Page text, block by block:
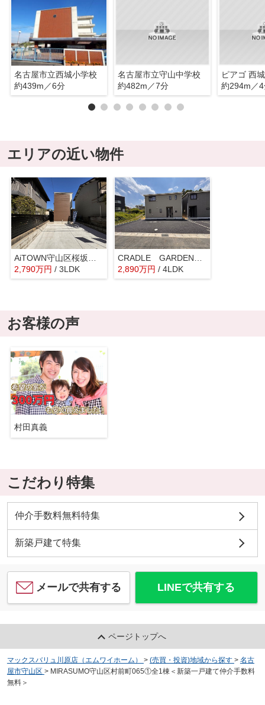
名古屋市立西城小学校
約439m／6分
名古屋市立守山中学校
約482m／7分
ピアゴ 西
約294m／
エリアの近い物件
2,790万円 / 3LDK
2,890万円 / 4LDK
お客様の声
村田真義
こだわり特集
仲介手数料無料特集
新築戸建て特集
メールで共有する LINEで共有する
ページトップへ
マックスバリュ川原店（エムワイホーム） > (売買・投資)地域から探す > 名古
屋市守山区 > MIRASUMO守山区村前町065①全1棟＜新築一戸建て仲介手数料
無料＞